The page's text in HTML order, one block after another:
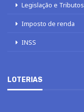
Legislação e Tributos
Imposto de renda
INSS
LOTERIAS